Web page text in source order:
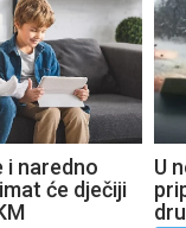
i naredno
će dječiji
U